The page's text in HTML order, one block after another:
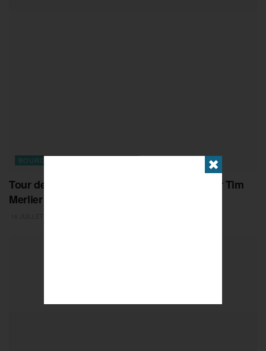
BOURGOGNE-FRANCHE-COMTE
Tour de France 2026 : la passe de trois pour Tim
Merlier
✖